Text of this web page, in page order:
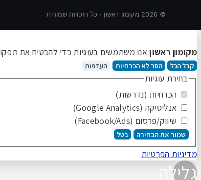
©
2026 מקומון ראשון · כל הזכויות שמורות
מקומון ראשוןאנו משתמשים בעוגיות כדי להבטיח את
קבל הכל הסר לא הכרחיות העדפות
בחירת עוגיות
הכרחיות (נדרשות)
אנליטיקה (Google Analytics)
שיווק/פרסום (Facebook/Ads)
שמור את הבחירה בטל
מדיניות הפרטיות
גלילה